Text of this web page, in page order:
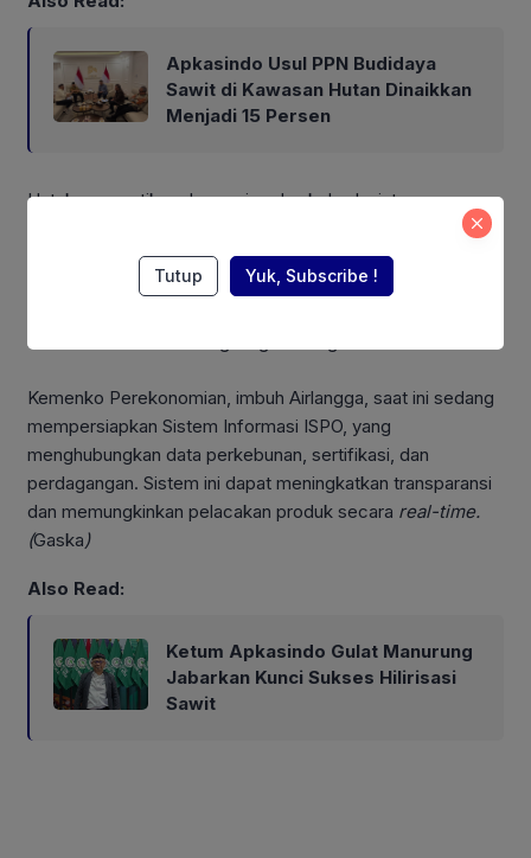
Apkasindo Usul PPN Budidaya
Sawit di Kawasan Hutan Dinaikkan
Menjadi 15 Persen
Untuk memastikan daya saing dan keberlanjutan,
pemerintah menerbitkan Peraturan Presiden Nomor 16
Tahun 2025 untuk memperkuat sertifikasi Minyak Sawit
Berkelanjutan Indonesia (Indonesian Sustainable Palm
sudah sesuai standar lingkungan dan global.
Kemenko Perekonomian, imbuh Airlangga, saat ini sedang
mempersiapkan Sistem Informasi ISPO, yang
menghubungkan data perkebunan, sertifikasi, dan
perdagangan. Sistem ini dapat meningkatkan transparansi
dan memungkinkan pelacakan produk secara real-time.
(Gaska)
Also Read:
Ketum Apkasindo Gulat Manurung
Jabarkan Kunci Sukses Hilirisasi
Sawit
Tutup Yuk, Subscribe !